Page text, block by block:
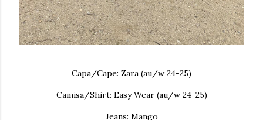
Capa/Cape: Zara (au/w 24-25)
Camisa/Shirt: Easy Wear (au/w 24-25)
Jeans: Mango